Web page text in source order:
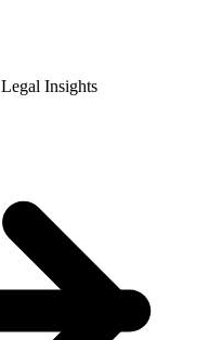
Legal Insights